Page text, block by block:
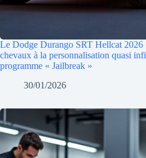
Le Dodge Durango SRT Hellcat
chevaux à la personnalisation quasi
programme « Jailbreak »
30/01/2026